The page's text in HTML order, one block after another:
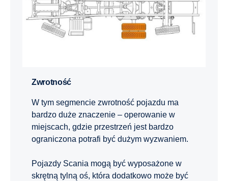
Zwrotność
W tym segmencie zwrotność pojazdu ma
bardzo duże znaczenie – operowanie w
miejscach, gdzie przestrzeń jest bardzo
ograniczona potrafi być dużym wyzwaniem.
Pojazdy Scania mogą być wyposażone w
skrętną tylną oś, która dodatkowo może być